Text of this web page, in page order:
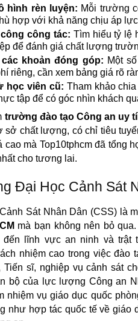
hình rèn luyện: Mỗi trường
hợp với khả năng chịu áp
công tác: Tìm hiểu tỷ lệ
để đánh giá chất lượng
khoản đóng góp: Một
riêng, cần xem bảng giá rõ
học viên cũ: Tham khảo
tập để có góc nhìn khách
trường đào tạo Công an uy
sở chất lượng, có chỉ tiêu
cao mà Top10tphcm đã tổng
cho tương lai.
Đại Học Cảnh Sát
Sát Nhân Dân (CSS) là
mà bạn không nên bỏ
đến lĩnh vực an ninh và trật
nhiệm cao trong việc đào
sĩ, nghiệp vụ cảnh sát
bộ của lực lượng Công an
nhiệm vụ giáo dục quốc
như hợp tác quốc tế về giáo